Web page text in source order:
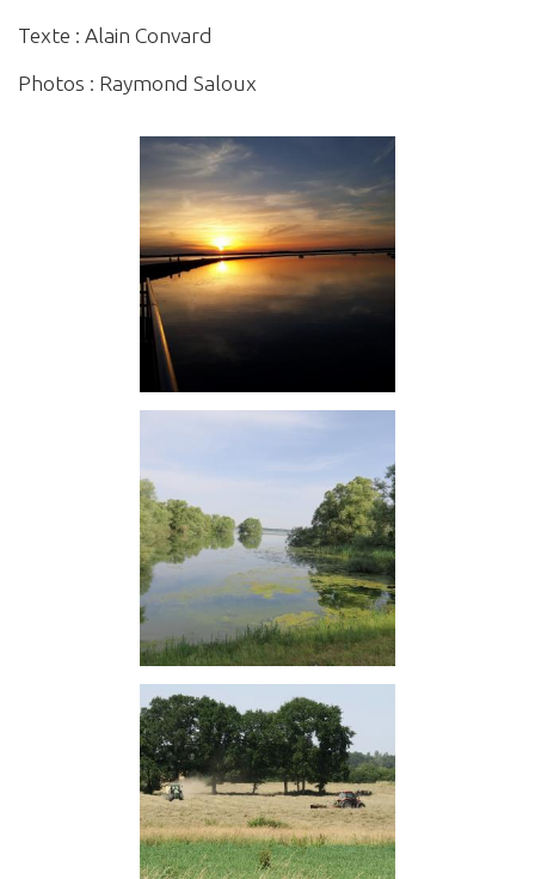
Texte : Alain Convard
Photos : Raymond Saloux